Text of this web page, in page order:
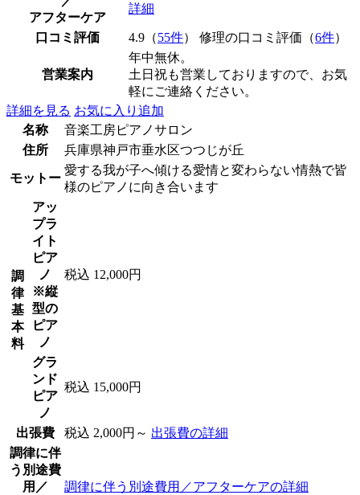
アフターケア
詳細
口コミ評価 4.9（55件） 修理の口コミ評価（6件）
営業案内
年中無休。
土日祝も営業しておりますので、お気
軽にご連絡ください。
詳細を見る お気に入り追加
名称
音楽工房ピアノサロン
住所
兵庫県神戸市垂水区つつじが丘
モットー
愛する我が子へ傾ける愛情と変わらない情熱で皆
様のピアノに向き合います
調
律
基
本
料
アッ
プラ
イト
ピア
ノ
※縦
型の
ピア
ノ
税込 12,000円
グラ
ンド
ピア
ノ
税込 15,000円
出張費 税込 2,000円～ 出張費の詳細
調律に伴
う別途費
用／
調律に伴う別途費用／アフターケアの詳細